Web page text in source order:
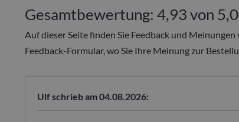
Gesamtbewertung: 4,93von
Auf dieser Seite finden Sie Feedback und
Feedback-Formular, wo Sie Ihre Meinung zur
Ulfschrieb am 04.08.2026: